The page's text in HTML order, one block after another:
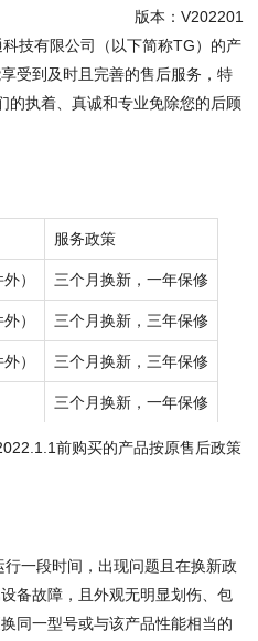
版本：V202201
有限公司（以下简称TG）的产
受到及时且完善的售后服务，特
的执着、真诚和专业免除您的后顾
服务政策
） 三个月换新，一年保修
） 三个月换新，三年保修
） 三个月换新，三年保修
三个月换新，一年保修
前购买的产品按原售后政策
一段时间，出现问题且在换新政
备故障，且外观无明显划伤、包
同一型号或与该产品性能相当的